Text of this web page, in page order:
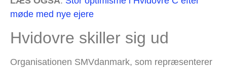
møde med nye ejere
Hvidovre skiller sig ud
Organisationen SMVdanmark, som repræsenterer